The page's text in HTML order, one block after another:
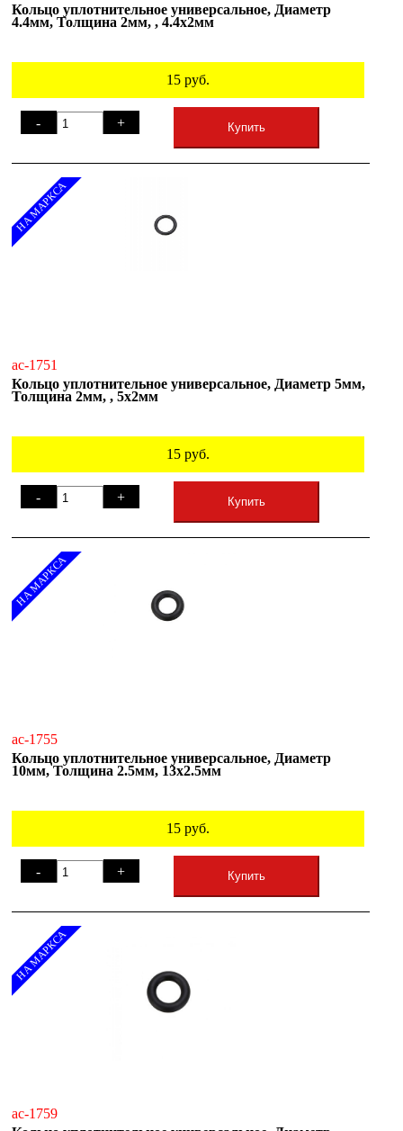
Кольцо уплотнительное универсальное, Диаметр
4.4мм, Толщина 2мм, , 4.4х2мм
15 руб.
- + Купить
НА МАРКСА
ac-1751
Кольцо уплотнительное универсальное, Диаметр 5мм,
Толщина 2мм, , 5х2мм
15 руб.
- + Купить
НА МАРКСА
ac-1755
Кольцо уплотнительное универсальное, Диаметр
10мм, Толщина 2.5мм, 13х2.5мм
15 руб.
- + Купить
НА МАРКСА
ac-1759